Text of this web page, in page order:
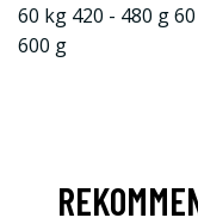
60 kg 420 - 480 g
600 g